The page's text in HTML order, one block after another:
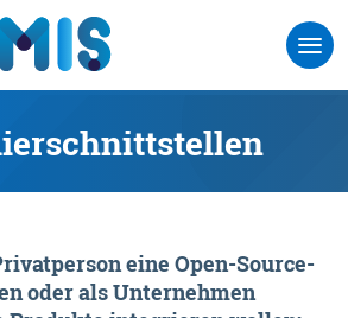
eine Open-Source-
oder als Unternehmen